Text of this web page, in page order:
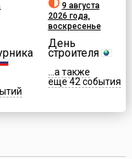
9 августа
2026 года,
воскресенье
День
строителя
...а также
еще 42 события